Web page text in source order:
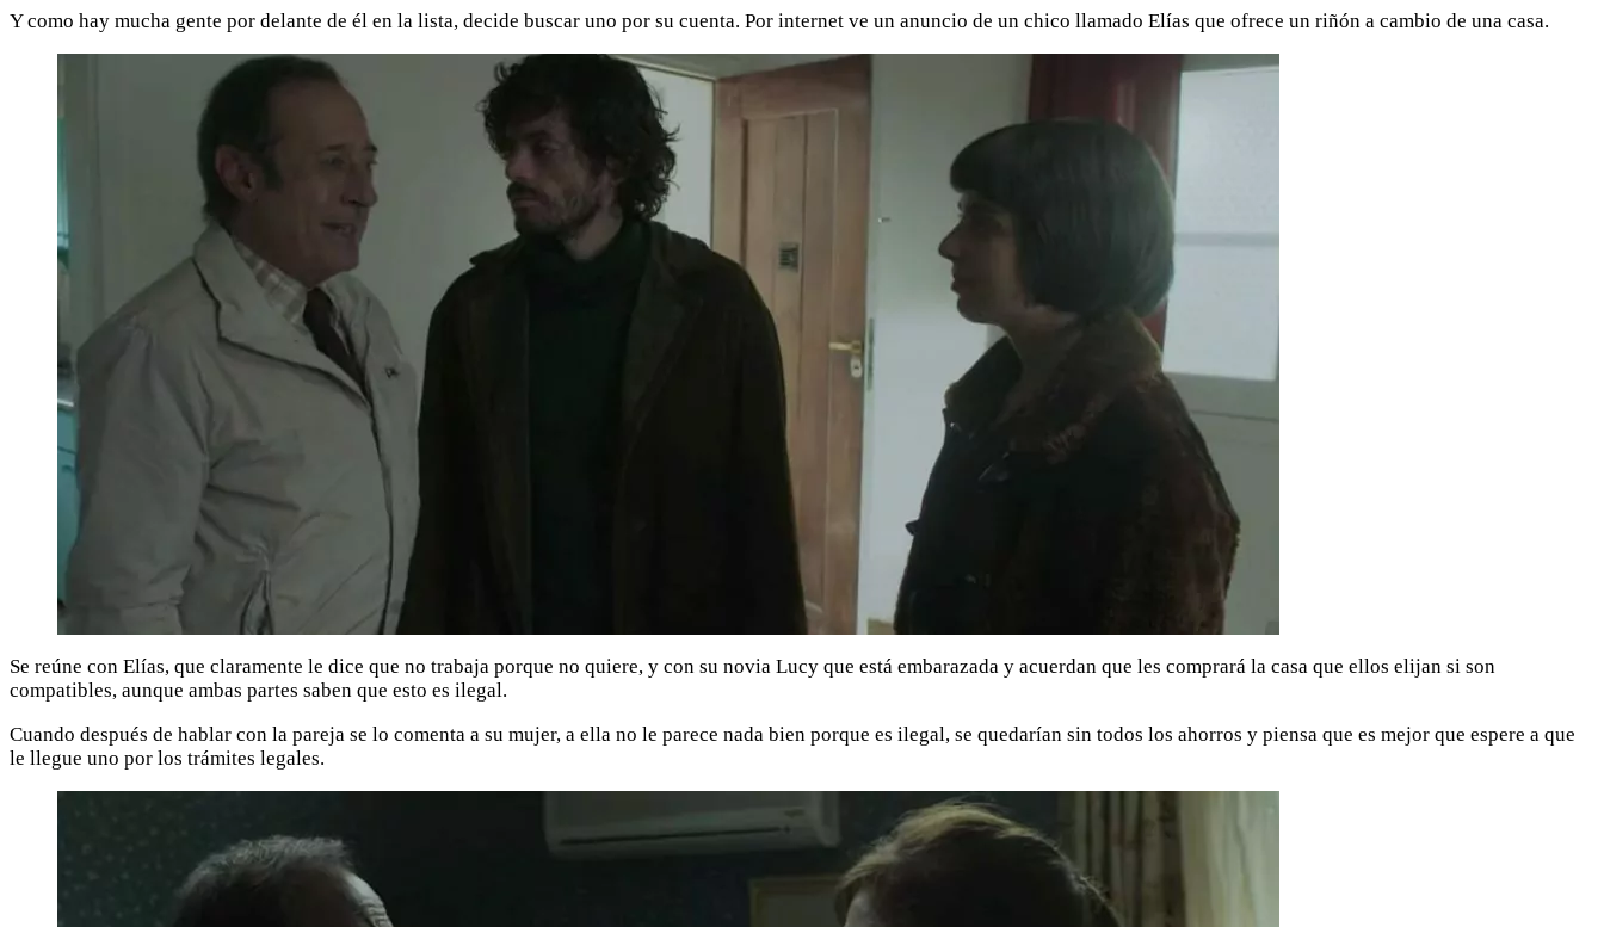
Y como hay mucha gente por delante de él en la lista, decide buscar uno por su cuenta. Por internet ve un anuncio de un chico llamado Elías que ofrece un riñón a cambio de una casa.
Se reúne con Elías, que claramente le dice que no trabaja porque no quiere, y con su novia Lucy que está embarazada y acuerdan que les comprará la casa que ellos elijan si son
compatibles, aunque ambas partes saben que esto es ilegal.
Cuando después de hablar con la pareja se lo comenta a su mujer, a ella no le parece nada bien porque es ilegal, se quedarían sin todos los ahorros y piensa que es mejor que espere a que
le llegue uno por los trámites legales.